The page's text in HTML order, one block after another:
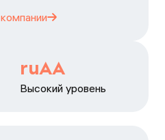
компании
ruAA
Высокий уровень